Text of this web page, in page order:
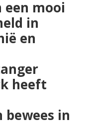
een mooi
in
en
heeft
in